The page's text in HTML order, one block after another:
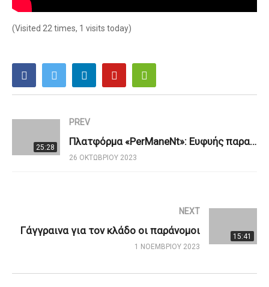
(Visited 22 times, 1 visits today)
25:28
PREV
Πλατφόρμα «PerManeNt»: Ευφυής παρακολούθηση λειτουργίας δικτύων ύδρευσης
26 ΟΚΤΩΒΡΊΟΥ 2023
15:41
NEXT
Γάγγραινα για τον κλάδο οι παράνομοι
1 ΝΟΕΜΒΡΊΟΥ 2023